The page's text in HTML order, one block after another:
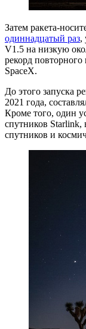
Затем ракета-
одиннадцатый раз,
V1.5 на низкую
рекорд повторного
SpaceX.
До этого запуска
2021 года,
Кроме того, один
спутников
спутников и